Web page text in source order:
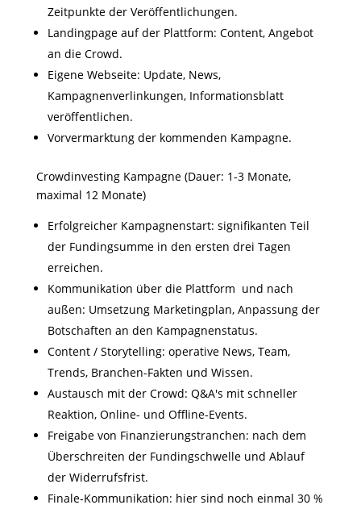
Zeitpunkte der Veröffentlichungen.
Landingpage auf der Plattform: Content, Angebot
an die Crowd.
Eigene Webseite: Update, News,
Kampagnenverlinkungen, Informationsblatt
veröffentlichen.
Vorvermarktung der kommenden Kampagne.
Crowdinvesting Kampagne (Dauer: 1-3 Monate,
maximal 12 Monate)
Erfolgreicher Kampagnenstart: signifikanten Teil
der Fundingsumme in den ersten drei Tagen
erreichen.
Kommunikation über die Plattform und nach
außen: Umsetzung Marketingplan, Anpassung der
Botschaften an den Kampagnenstatus.
Content / Storytelling: operative News, Team,
Trends, Branchen-Fakten und Wissen.
Austausch mit der Crowd: Q&A's mit schneller
Reaktion, Online- und Offline-Events.
Freigabe von Finanzierungstranchen: nach dem
Überschreiten der Fundingschwelle und Ablauf
der Widerrufsfrist.
Finale-Kommunikation: hier sind noch einmal 30 %